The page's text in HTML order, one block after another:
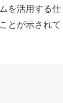
を活用する仕
とが示されて